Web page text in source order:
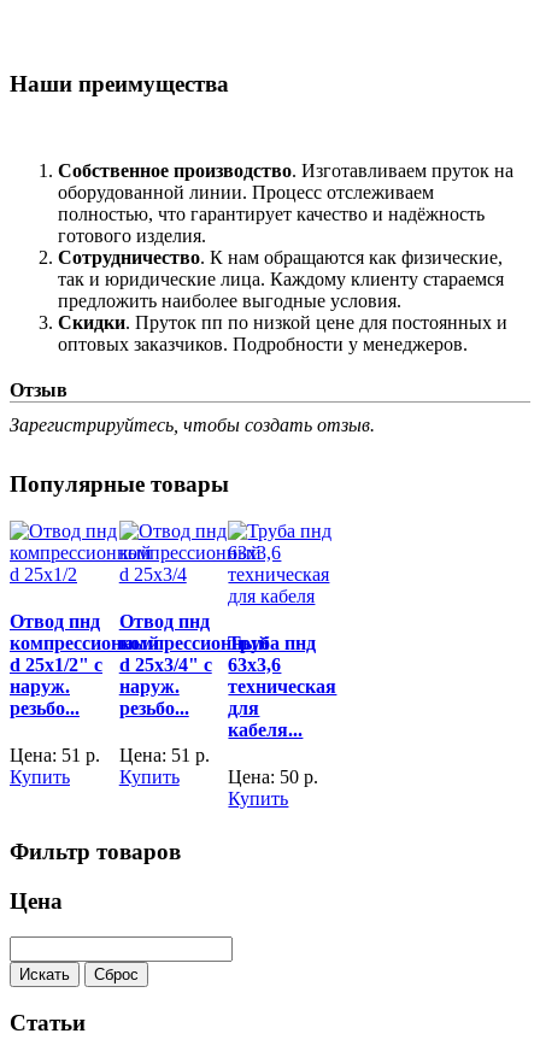
Наши преимущества
Собственное производство. Изготавливаем пруток на
оборудованной линии. Процесс отслеживаем
полностью, что гарантирует качество и надёжность
готового изделия.
Сотрудничество. К нам обращаются как физические,
так и юридические лица. Каждому клиенту стараемся
предложить наиболее выгодные условия.
Скидки. Пруток пп по низкой цене для постоянных и
оптовых заказчиков. Подробности у менеджеров.
Отзыв
Зарегистрируйтесь, чтобы создать отзыв.
Популярные товары
Отвод пнд
компрессионный
d 25x1/2" с
наруж.
резьбо...
Цена: 51 р.
Купить
Отвод пнд
компрессионный
d 25x3/4" с
наруж.
резьбо...
Цена: 51 р.
Купить
Труба пнд
63х3,6
техническая
для
кабеля...
Цена: 50р.
Купить
Фильтр товаров
Цена
Статьи